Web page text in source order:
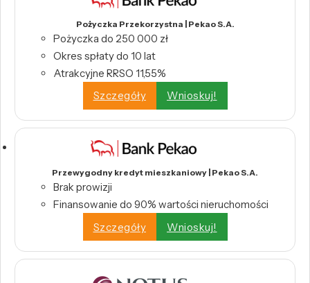
Pożyczka Przekorzystna | Pekao S.A.
Pożyczka do 250 000 zł
Okres spłaty do 10 lat
Atrakcyjne RRSO 11,55%
Szczegóły
Wnioskuj!
Przewygodny kredyt mieszkaniowy | Pekao S.A.
Brak prowizji
Finansowanie do 90% wartości nieruchomości
Szczegóły
Wnioskuj!